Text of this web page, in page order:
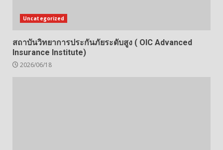
Uncategorized
สถาบันวิทยาการประกันภัยระดับสูง ( OIC Advanced
Insurance Institute)
2026/06/18